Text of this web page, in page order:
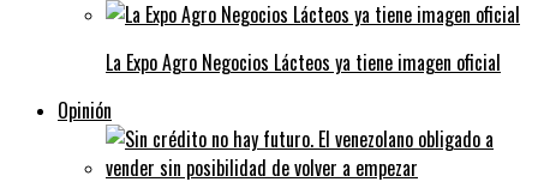
La Expo Agro Negocios Lácteos ya tiene imagen oficial
Opinión